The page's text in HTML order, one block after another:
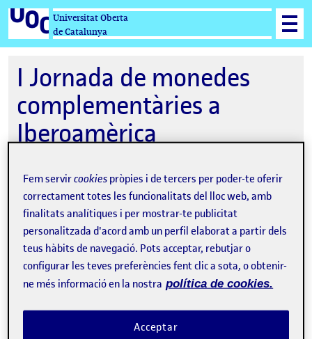
Universitat Oberta
de Catalunya
I Jornada de monedes
complementàries a
Iberoamèrica
26-06-2024 15:00
Online
Organitzat perUniversitat Oberta de
Catalunya
Fem servircookies pròpies i de tercers per poder-te oferir
correctament totes les funcionalitats del lloc web, amb
finalitats analítiques i per mostrar-te publicitat
personalitzada d'acord amb un perfil elaborat a partir dels
teus hàbits de navegació. Pots acceptar, rebutjar o
configurar les teves preferències fent clic a sota, o obtenir-
ne més informació en la nostra política de cookies.
Acceptar